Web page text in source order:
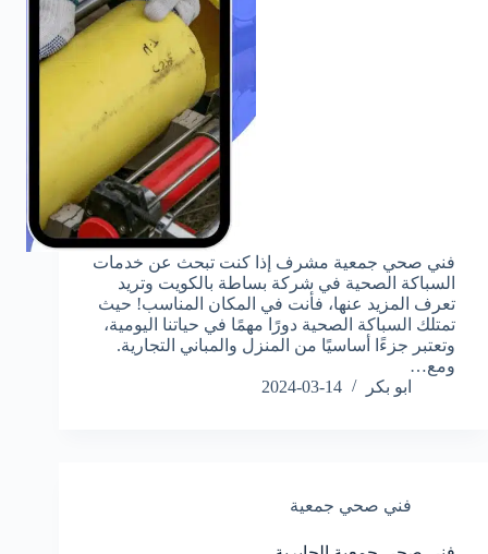
فني صحي جمعية مشرف إذا كنت تبحث عن خدمات
السباكة الصحية في شركة بساطة بالكويت وتريد
تعرف المزيد عنها، فأنت في المكان المناسب! حيث
تمتلك السباكة الصحية دورًا مهمًا في حياتنا اليومية،
وتعتبر جزءًا أساسيًا من المنزل والمباني التجارية.
ومع…
ابو بكر
2024-03-14
فني صحي جمعية